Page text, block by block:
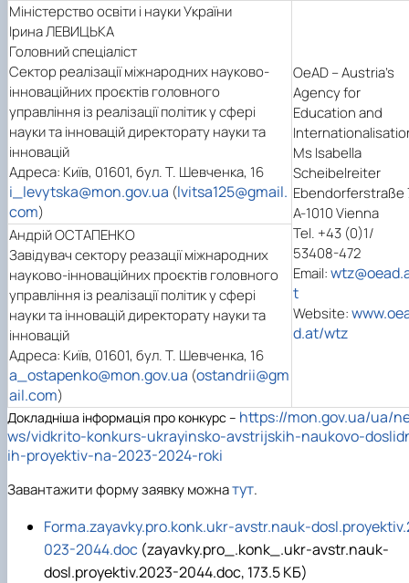
Міністерство освіти і науки України
Ірина ЛЕВИЦЬКА
Головний спеціаліст
Сектор реалізації міжнародних науково-
інноваційних проєктів головного
управління із реалізації політик у сфері
науки та інновацій директорату науки та
інновацій
Адреса: Київ, 01601, бул. Т. Шевченка, 16
i_levytska@mon.gov.ua (lvitsa125@gmail.
com)
OeAD – Austria's
Agency for
Education and
Ms Isabella
Scheibelreiter
Ebendorferstraße
A-1010 Vienna
Tel. +43 (0)1/
53408-472
Email:
t
Website:
d.at/wtz
Андрій ОСТАПЕНКО
Завідувач сектору реазації міжнародних
науково-інноваційних проєктів головного
управління із реалізації політик у сфері
науки та інновацій директорату науки та
інновацій
Адреса: Київ, 01601, бул. Т. Шевченка, 16
a_ostapenko@mon.gov.ua (ostandrii@gm
ail.com)
Докладніша інформація про конкурс – https://mon.gov.ua/ua/
ws/vidkrito-konkurs-ukrayinsko-avstrijskih-naukovo-
ih-proyektiv-na-2023-2024-roki
Завантажити форму заявку можнатут.
Forma.zayavky.pro.konk.ukr-avstr.nauk-
023-2044.doc (zayavky.pro_.konk_.ukr-avstr.nauk-
dosl.proyektiv.2023-2044.doc, 173.5 КБ)